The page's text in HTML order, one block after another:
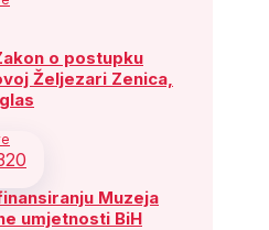
o postupku
Željezari Zenica,
Muzeja
umjetnosti BiH